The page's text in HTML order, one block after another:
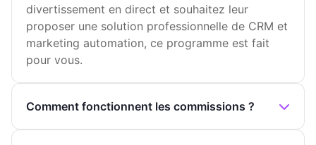
divertissement en direct et souhaitez leur
proposer une solution professionnelle de CRM et
marketing automation, ce programme est fait
pour vous.
Comment fonctionnent les commissions ?